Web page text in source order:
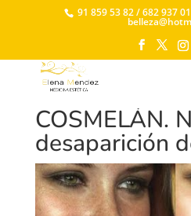
91 859 53 82 / 682 937
COSMELÁN.
desaparición